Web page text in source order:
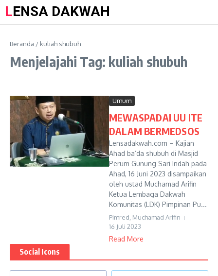
LENSA DAKWAH
Beranda / kuliah shubuh
Menjelajahi Tag: kuliah shubuh
Umum
MEWASPADAI UU ITE
DALAM BERMEDSOS
Lensadakwah.com – Kajian
Ahad ba’da shubuh di Masjid
Perum Gunung Sari Indah pada
Ahad, 16 Juni 2023 disampaikan
oleh ustad Muchamad Arifin
Ketua Lembaga Dakwah
Komunitas (LDK) Pimpinan Pu...
Pimred, Muchamad Arifin
16 Juli 2023
Read More
Social Icons